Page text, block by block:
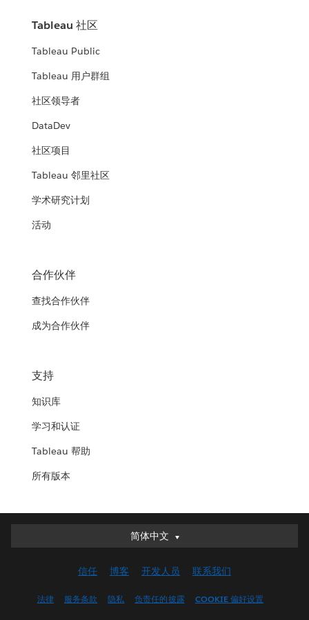
Tableau 社区
Tableau Public
Tableau 用户群组
社区领导者
DataDev
社区项目
Tableau 邻里社区
学术研究计划
活动
合作伙伴
查找合作伙伴
成为合作伙伴
支持
知识库
学习和认证
Tableau 帮助
所有版本
简体中文
简体中文
English (UK)
信任 博客 开发人员 联系我们
法律 服务条款 隐私 负责任的披露 COOKIE 偏好设置